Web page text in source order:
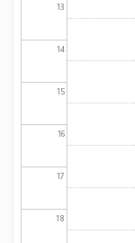
13
14
15
16
17
18